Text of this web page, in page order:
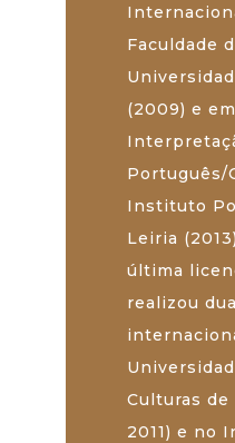
Faculdade
(2009) e
Português/
Instituto
Leiria
última
realizou
Culturas de
2011) e no